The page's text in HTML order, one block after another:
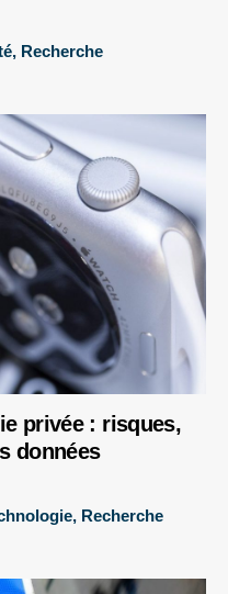
, Recherche
privée : risques,
données
, Recherche